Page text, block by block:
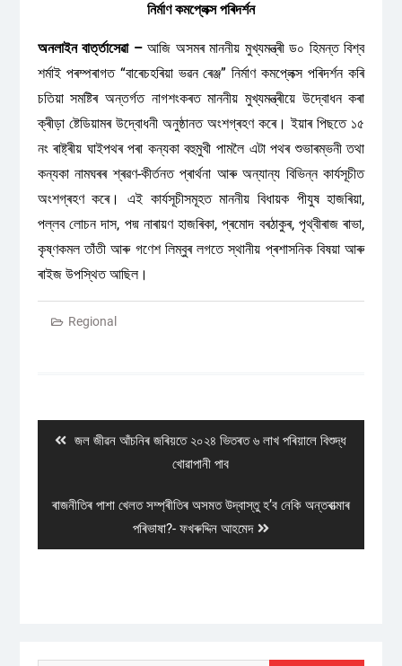
নিৰ্মাণ কমপ্লেক্স পৰিদৰ্শন
অনলাইন বাৰ্ত্তাসেৱা –আজি অসমৰ মাননীয় মুখ্যমন্ত্ৰী ড০ হিমন্ত বিশ্ব
শৰ্মাই পৰম্পৰাগত “বাৰেচহৰিয়া ভৱন ৰেঞ্জ” নিৰ্মাণ কমপ্লেক্স পৰিদৰ্শন কৰি
চতিয়া সমষ্টিৰ অন্তৰ্গত নাগশংকৰত মাননীয় মুখ্যমন্ত্ৰীয়ে উদ্বোধন কৰা
ক্ৰীড়া ষ্টেডিয়ামৰ উদ্বোধনী অনুষ্ঠানত অংশগ্ৰহণ কৰে। ইয়াৰ পিছতে ১৫
নং ৰাষ্ট্ৰীয় ঘাইপথৰ পৰা কন্যকা বহুমুখী পামলৈ এটা পথৰ শুভাৰম্ভনী তথা
কন্যকা নামঘৰৰ শ্ৰৱণ-কীৰ্তনত প্ৰাৰ্থনা আৰু অন্যান্য বিভিন্ন কাৰ্যসূচীত
অংশগ্ৰহণ কৰে। এই কাৰ্যসূচীসমূহত মাননীয় বিধায়ক পীযুষ হাজৰিয়া,
পল্লব লোচন দাস, পদ্ম নাৰায়ণ হাজৰিকা, প্ৰমোদ বৰঠাকুৰ, পৃথ্বীৰাজ ৰাভা,
কৃষ্ণকমল তাঁতী আৰু গণেশ লিম্বুৰ লগতে স্থানীয় প্ৰশাসনিক বিষয়া আৰু
ৰাইজ উপস্থিত আছিল।
Regional
Previous
জল জীৱন আঁচনিৰ জৰিয়তে ২০২৪ ভিতৰত ৬ লাখ পৰিয়ালে বিশুদ্ধ
খোৱাপানী পাব
Next
ৰাজনীতিৰ পাশা খেলত সম্প্ৰীতিৰ অসমত উদ্বাস্তু হ’ব নেকি অন্তৰাত্মাৰ
পৰিভাষা?- ফখৰুদ্দিন আহমেদ